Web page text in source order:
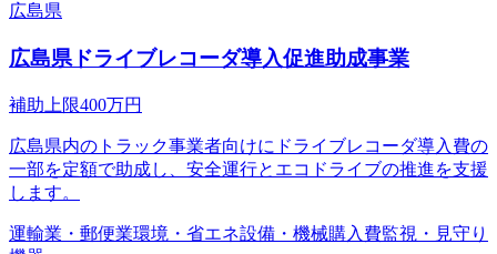
広島県
広島県ドライブレコーダ導入促進助成事業
補助上限400万円
広島県内のトラック事業者向けにドライブレコーダ導入費の
一部を定額で助成し、安全運行とエコドライブの推進を支援
します。
運輸業・郵便業環境・省エネ設備・機械購入費監視・見守り